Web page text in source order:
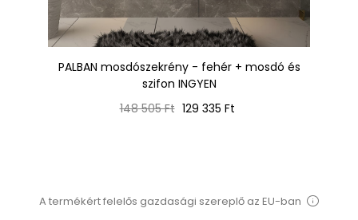
PALBAN mosdószekrény - fehér + mosdó és
szifon INGYEN
Normál
148 505 Ft Ár
129 335 Ft
A termékért felelős gazdasági szereplő az EU-ban